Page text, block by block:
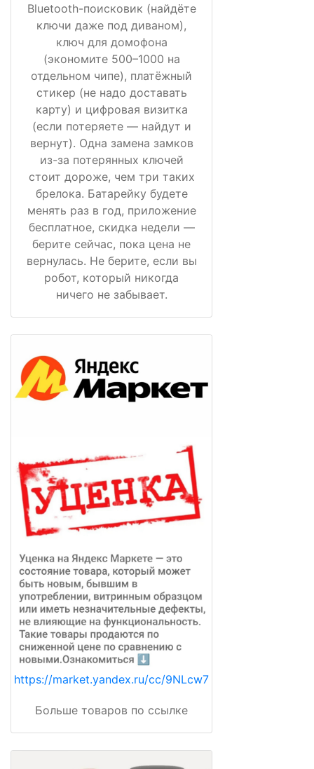
Bluetooth-поисковик (найдёте
ключи даже под диваном),
ключ для домофона
(экономите 500–1000 на
отдельном чипе), платёжный
стикер (не надо доставать
карту) и цифровая визитка
(если потеряете — найдут и
вернут). Одна замена замков
из-за потерянных ключей
стоит дороже, чем три таких
брелока. Батарейку будете
менять раз в год, приложение
бесплатное, скидка недели —
берите сейчас, пока цена не
вернулась. Не берите, если вы
робот, который никогда
ничего не забывает.
https://market.yandex.ru/cc/9NLcw7
Больше товаров по ссылке